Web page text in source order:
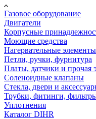
Газовое оборудование
Двигатели
Корпусные
Моющие средства
Нагервательные
Петли, ручки, фурнитура
Платы, датчики и прочая
Соленоидные клапаны
Стекла, двери и
Трубки, фитинги,
Уплотнения
Каталог DIHR